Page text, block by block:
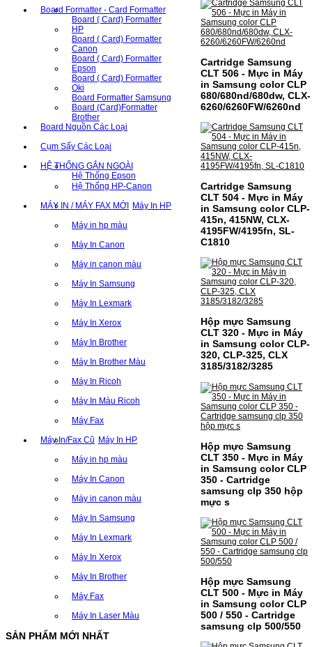
Board Formatter - Card Formatter
Board ( Card) Formatter
HP
Board ( Card) Formatter
Canon
Board ( Card) Formatter
Epson
Board ( Card) Formatter
Oki
Board Formatter Samsung
Board (Card)Formatter
Brother
Board Nguồn Các Loại
Cụm Sấy Các Loại
HỆ THỐNG GẮN NGOÀI
Hệ Thống Epson
Hệ Thống HP-Canon
MÁY IN / MÁY FAX MỚI Máy In HP
Máy in hp màu
Máy In Canon
Máy in canon màu
Máy In Samsung
Máy In Lexmark
Máy In Xerox
Máy In Brother
Máy In Brother Màu
Máy In Ricoh
Máy In Màu Ricoh
Máy Fax
Máy In/Fax Cũ Máy In HP
Máy in hp màu
Máy In Canon
Máy in canon màu
Máy In Samsung
Máy In Lexmark
Máy In Xerox
Máy In Brother
Máy Fax
Máy In Laser Màu
SẢN PHẨM MỚI NHẤT
Cartridge Samsung
CLT 506 - Mực in Máy
in Samsung color CLP
680/680nd/680dw, CLX-
6260/6260FW/6260nd
Cartridge Samsung
CLT 504 - Mực in Máy
in Samsung color CLP-
415n, 415NW, CLX-
4195FW/4195fn, SL-
C1810
Hộp mực Samsung
CLT 320 - Mực in Máy
in Samsung color CLP-
320, CLP-325, CLX
3185/3182/3285
Hộp mực Samsung
CLT 350 - Mực in Máy
in Samsung color CLP
350 - Cartridge
samsung clp 350 hộp
mực s
Hộp mực Samsung
CLT 500 - Mực in Máy
in Samsung color CLP
500 / 550 - Cartridge
samsung clp 500/550